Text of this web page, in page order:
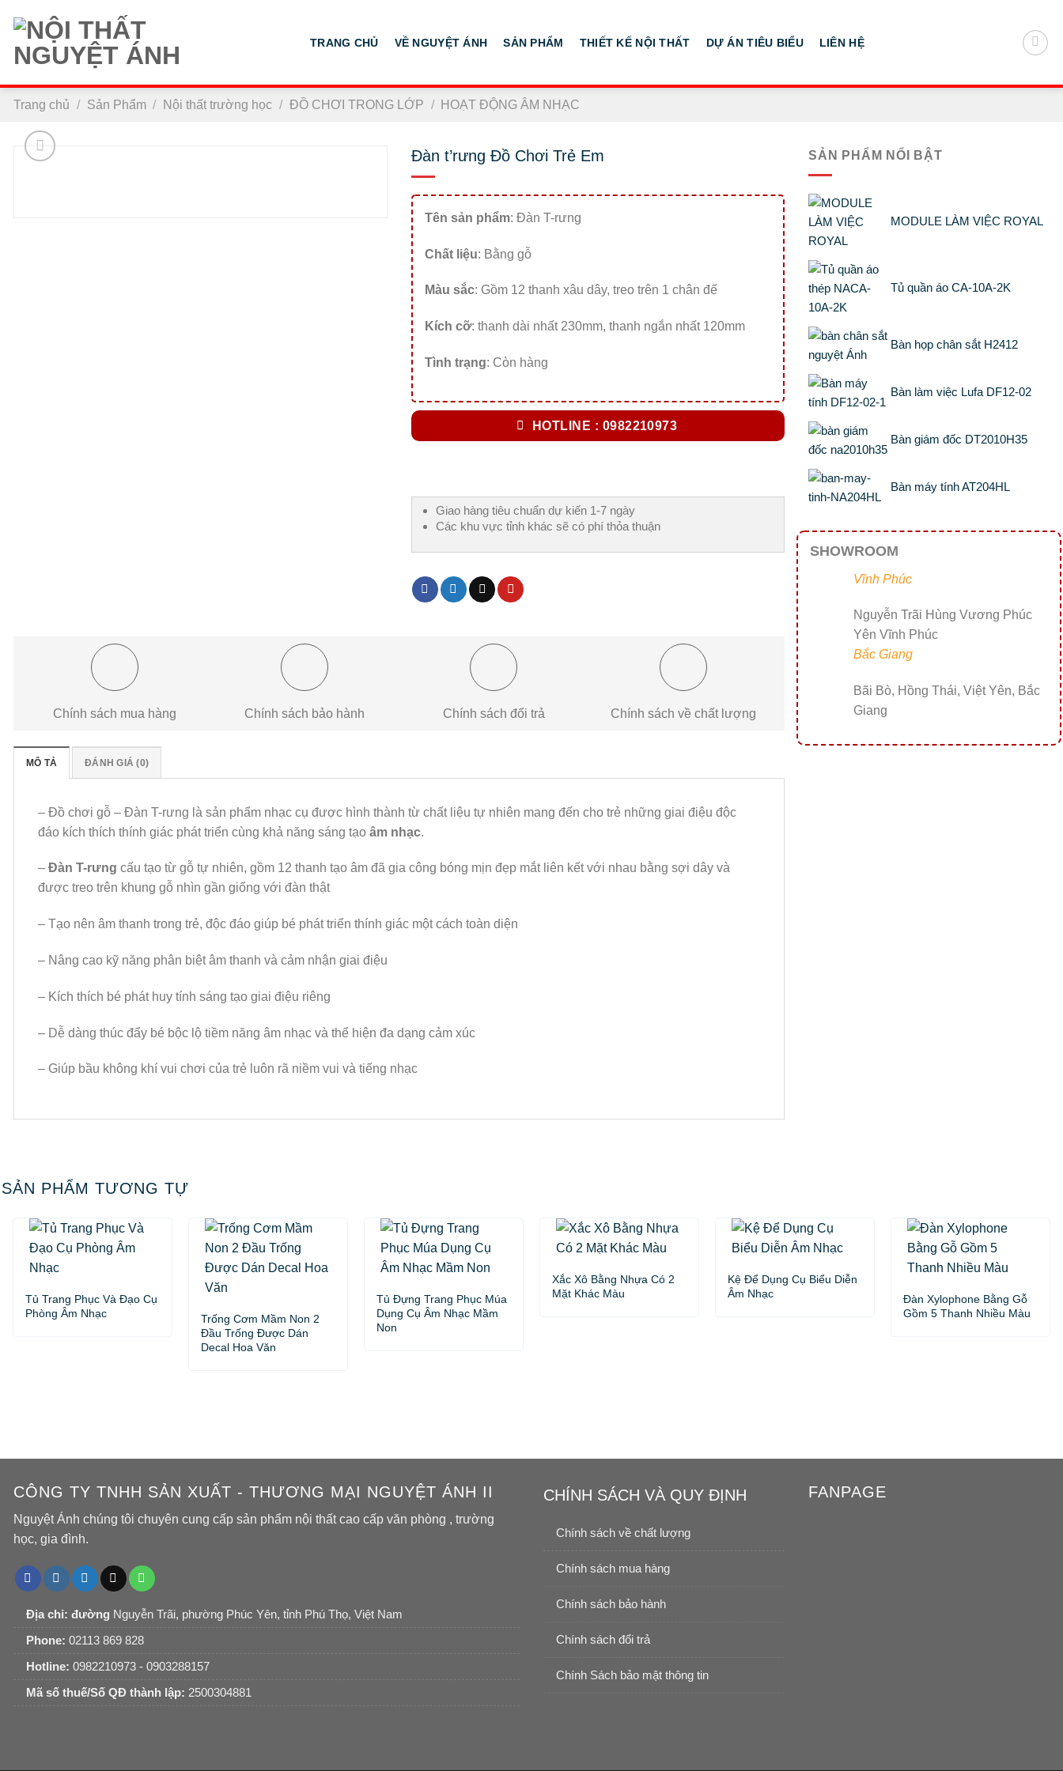
đến
nội
dung
TRANG CHỦ VỀ NGUYỆT ÁNH SẢN PHẨM THIẾT KẾ NỘI THẤT DỰ ÁN TIÊU BIỂU LIÊN HỆ
Trang chủ / Sản Phẩm / Nội thất trường học / ĐỒ CHƠI TRONG LỚP / HOẠT ĐỘNG ÂM NHẠC
Đàn t’rưng Đồ Chơi Trẻ Em
Tên sản phẩm: Đàn T-rưng
Chất liệu: Bằng gỗ
Màu sắc: Gồm 12 thanh xâu dây, treo trên 1 chân đế
Kích cỡ: thanh dài nhất 230mm, thanh ngắn nhất 120mm
Tình trạng: Còn hàng
HOTLINE : 0982210973
Giao hàng tiêu chuẩn dự kiến 1-7 ngày
Các khu vực tỉnh khác sẽ có phí thỏa thuận
Chính sách mua hàng Chính sách bảo hành Chính sách đổi trả Chính sách về chất lượng
MÔ TẢ ĐÁNH GIÁ (0)
– Đồ chơi gỗ – Đàn T-rưng là sản phẩm nhạc cụ được hình thành từ chất liệu tự nhiên mang đến cho trẻ những giai điệu độc
đáo kích thích thính giác phát triển cùng khả năng sáng tạo âm nhạc.
– Đàn T-rưng cấu tạo từ gỗ tự nhiên, gồm 12 thanh tạo âm đã gia công bóng mịn đẹp mắt liên kết với nhau bằng sợi dây và
được treo trên khung gỗ nhìn gần giống với đàn thật
– Tạo nên âm thanh trong trẻ, độc đáo giúp bé phát triển thính giác một cách toàn diện
– Nâng cao kỹ năng phân biệt âm thanh và cảm nhận giai điệu
– Kích thích bé phát huy tính sáng tạo giai điệu riêng
– Dễ dàng thúc đẩy bé bộc lộ tiềm năng âm nhạc và thể hiện đa dạng cảm xúc
– Giúp bầu không khí vui chơi của trẻ luôn rã niềm vui và tiếng nhạc
SẢN PHẨM NỔI BẬT
MODULE LÀM VIỆC ROYAL
Tủ quần áo CA-10A-2K
Bàn họp chân sắt H2412
Bàn làm việc Lufa DF12-02
Bàn giám đốc DT2010H35
Bàn máy tính AT204HL
SHOWROOM
Vĩnh Phúc
Nguyễn Trãi Hùng Vương Phúc
Yên Vĩnh Phúc
Bắc Giang
Bãi Bò, Hồng Thái, Việt Yên, Bắc
Giang
SẢN PHẨM TƯƠNG TỰ
Tủ Trang Phục Và Đạo Cụ
Phòng Âm Nhạc
Trống Cơm Mầm Non 2
Đầu Trống Được Dán
Decal Hoa Văn
Tủ Đựng Trang Phục Múa
Dụng Cụ Âm Nhạc Mầm
Non
Xắc Xô Bằng Nhựa Có 2
Mặt Khác Màu
Kệ Để Dụng Cụ Biểu Diễn
Âm Nhạc
Đàn Xylophone Bằng Gỗ
Gồm 5 Thanh Nhiều Màu
CÔNG TY TNHH SẢN XUẤT - THƯƠNG MẠI NGUYỆT ÁNH II
Nguyệt Ánh chúng tôi chuyên cung cấp sản phẩm nội thất cao cấp văn phòng , trường
học, gia đình.
Địa chỉ: đường Nguyễn Trãi, phường Phúc Yên, tỉnh Phú Thọ, Việt Nam
Phone: 02113 869 828
Hotline: 0982210973 - 0903288157
Mã số thuế/Số QĐ thành lập: 2500304881
CHÍNH SÁCH VÀ QUY ĐỊNH
Chính sách về chất lượng
Chính sách mua hàng
Chính sách bảo hành
Chính sách đổi trả
Chính Sách bảo mật thông tin
FANPAGE